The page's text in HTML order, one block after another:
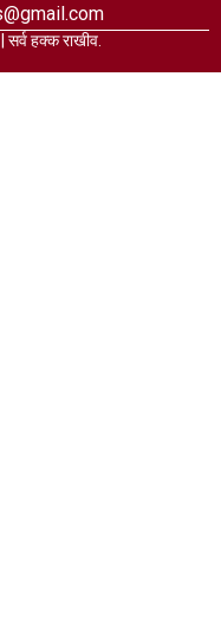
हक्क राखीव.